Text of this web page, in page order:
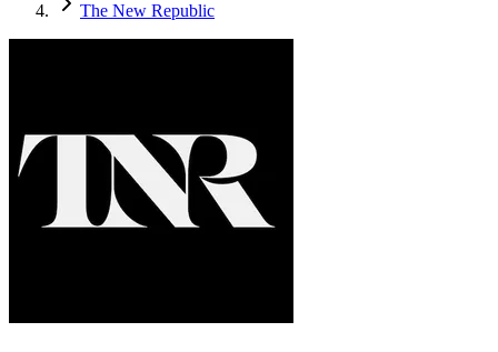
The New Republic